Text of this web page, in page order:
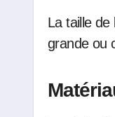
La taille
grande ou